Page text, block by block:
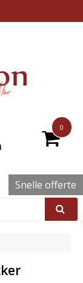
0
Snelle offerte